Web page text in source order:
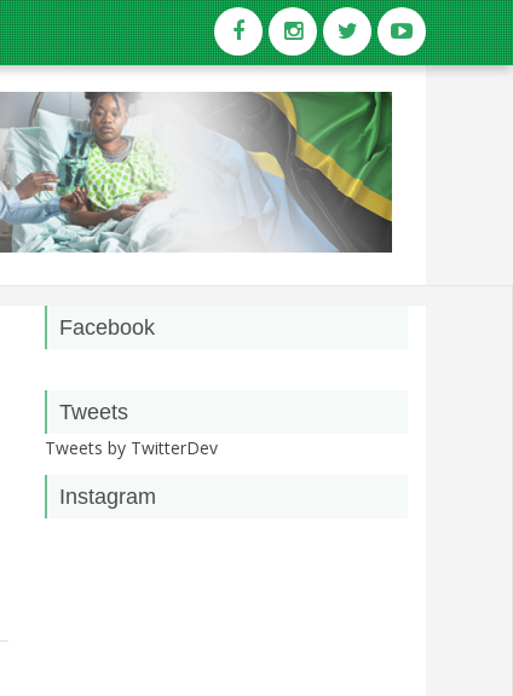
Facebook
Tweets
Tweets by TwitterDev
Instagram